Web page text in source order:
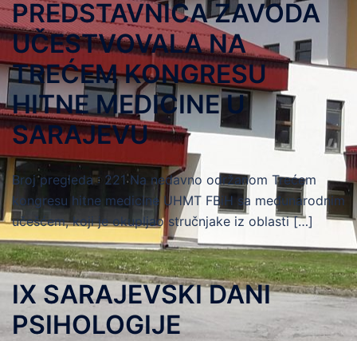
​PREDSTAVNICA ZAVODA
UČESTVOVALA NA
TREĆEM KONGRESU
HITNE MEDICINE U
SARAJEVU
Broj pregleda : 221 ​Na nedavno održanom Trećem
kongresu hitne medicine UHMT FBiH sa međunarodnim
učešćem, koji je okupljao stručnjake iz oblasti […]
IX SARAJEVSKI DANI
PSIHOLOGIJE